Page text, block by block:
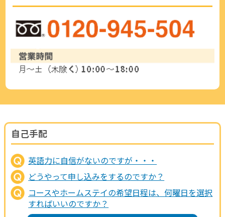
自己手配
英語力に自信がないのですが・・・
どうやって申し込みをするのですか？
コースやホームステイの希望日程は、何曜日を選択
すればいいのですか？